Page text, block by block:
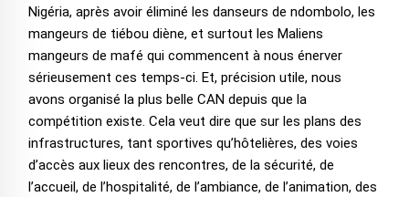
Nigéria, après avoir éliminé les danseurs de ndombolo, les
mangeurs de tiébou diène, et surtout les Maliens
mangeurs de mafé qui commencent à nous énerver
sérieusement ces temps-ci. Et, précision utile, nous
avons organisé la plus belle CAN depuis que la
compétition existe. Cela veut dire que sur les plans des
infrastructures, tant sportives qu’hôtelières, des voies
d’accès aux lieux des rencontres, de la sécurité, de
l’accueil, de l’hospitalité, de l’ambiance, de l’animation, des